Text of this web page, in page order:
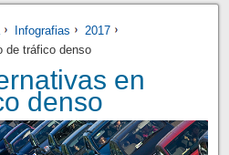
Infografias
2017
de tráfico denso
en
denso